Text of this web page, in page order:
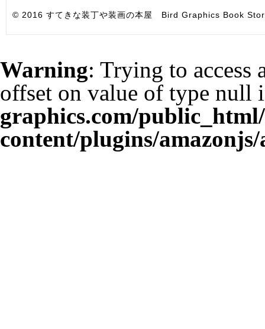
© 2016 すてきな装丁や装画の本屋 Bird Graphics Book
Warning: Trying to access
offset on value of type null
graphics.com/
content/plugins/